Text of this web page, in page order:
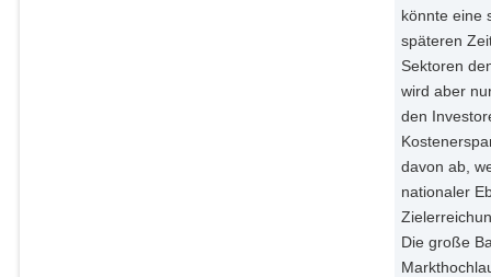
könnte eine
späteren
Sektoren
wird aber
den
davon ab,
nationaler
Die große